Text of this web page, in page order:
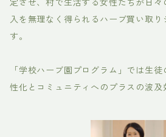
定させ、村で生活する女性たちが日
入を無理なく得られるハーブ買い取り
す。
「学校ハーブ園プログラム」では生
性化とコミュニティへのプラスの波及